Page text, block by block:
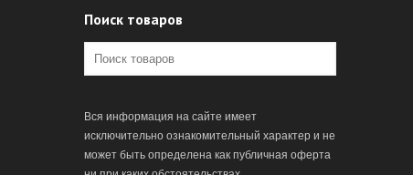
Поиск товаров
Вся информация на сайте имеет
исключительно ознакомительный характер и не
может быть определена как публичная оферта